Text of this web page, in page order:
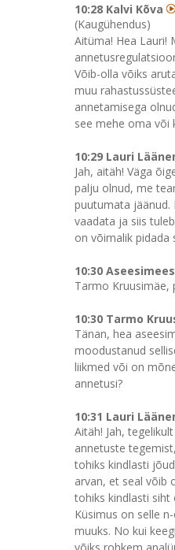
10:28 Kalvi Kõva
(Kaugühendus)
Aitüma! Hea Lauri!
Võib-olla võiks
muu
annetamisega
see mehe oma või
10:29 Lauri
Jah, aitäh! Väga
palju olnud, me
puutumata jäänud.
vaadata ja siis
on võimalik pidada
10:30
Tarmo Kruusimäe,
10:30 Tarmo
Tänan, hea
moodustanud
liikmed või on
annetusi?
10:31 Lauri
Aitäh! Jah,
annetuste
tohiks kindlasti
arvan, et seal võib
tohiks kindlasti siht
Küsimus on selle
muuks. No kui